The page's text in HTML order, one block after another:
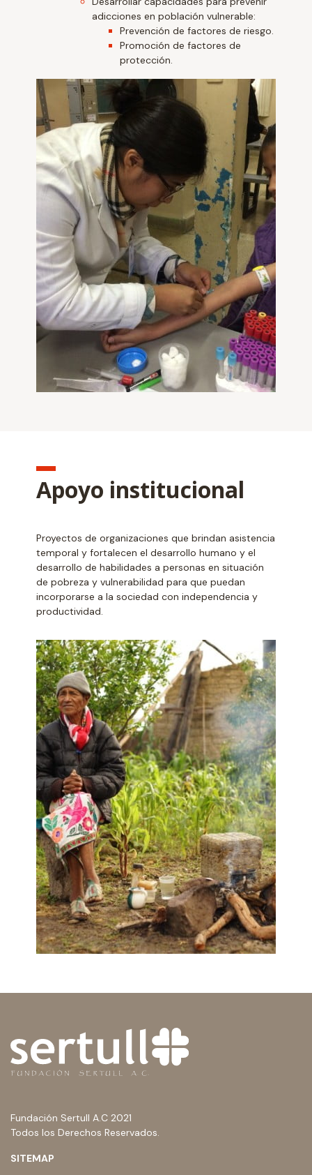
adicciones en población vulnerable:
Prevención de factores de riesgo.
Promoción de factores de
protección.
Apoyo institucional
Proyectos de organizaciones que brindan asistencia
temporal y fortalecen el desarrollo humano y el
desarrollo de habilidades a personas en situación
de pobreza y vulnerabilidad para que puedan
incorporarse a la sociedad con independencia y
productividad.
Fundación Sertull A.C 2021
Todos los Derechos Reservados.
SITEMAP